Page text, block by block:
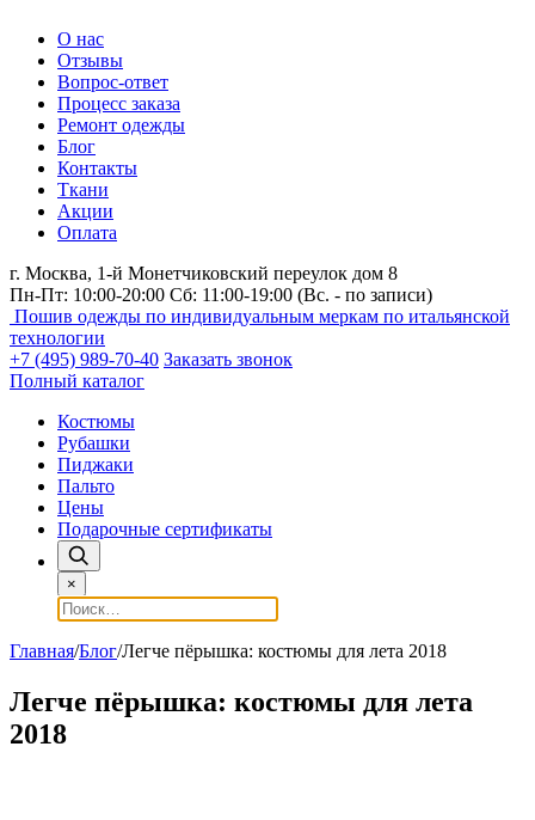
О нас
Отзывы
Вопрос-ответ
Процесс заказа
Ремонт одежды
Блог
Контакты
Ткани
Акции
Оплата
г. Москва, 1-й Монетчиковский переулок дом 8
Пн-Пт: 10:00-20:00 Сб: 11:00-19:00 (Вс. - по записи)
Пошив одежды по индивидуальным меркам по итальянской
технологии
+7 (495) 989-70-40 Заказать звонок
Полный каталог
Костюмы
Рубашки
Пиджаки
Пальто
Цены
Подарочные сертификаты
×
Главная/Блог/Легче пёрышка: костюмы для лета 2018
Легче пёрышка: костюмы для лета
2018